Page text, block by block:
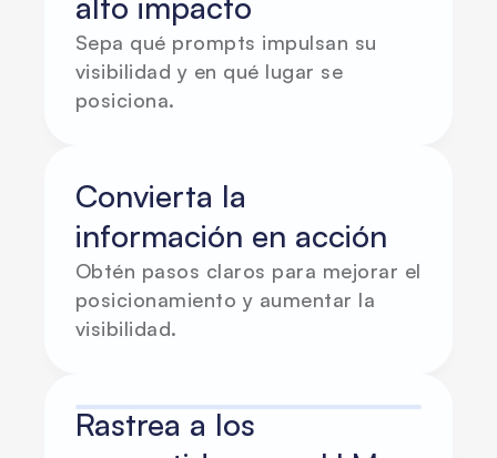
Sepa qué prompts impulsan su
visibilidad y en qué lugar se
posiciona.
Convierta la
información en acción
Obtén pasos claros para mejorar el
posicionamiento y aumentar la
visibilidad.
Rastrea a los